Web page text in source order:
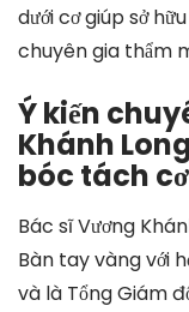
dưới cơ giúp sở
chuyên gia thẩm
Ý kiến
Khánh
bóc tách
Bác sĩ Vương
Bàn tay vàng với
và là Tổng Giám